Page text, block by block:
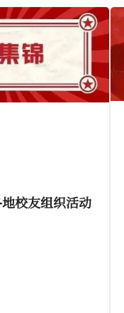
校友组织活动